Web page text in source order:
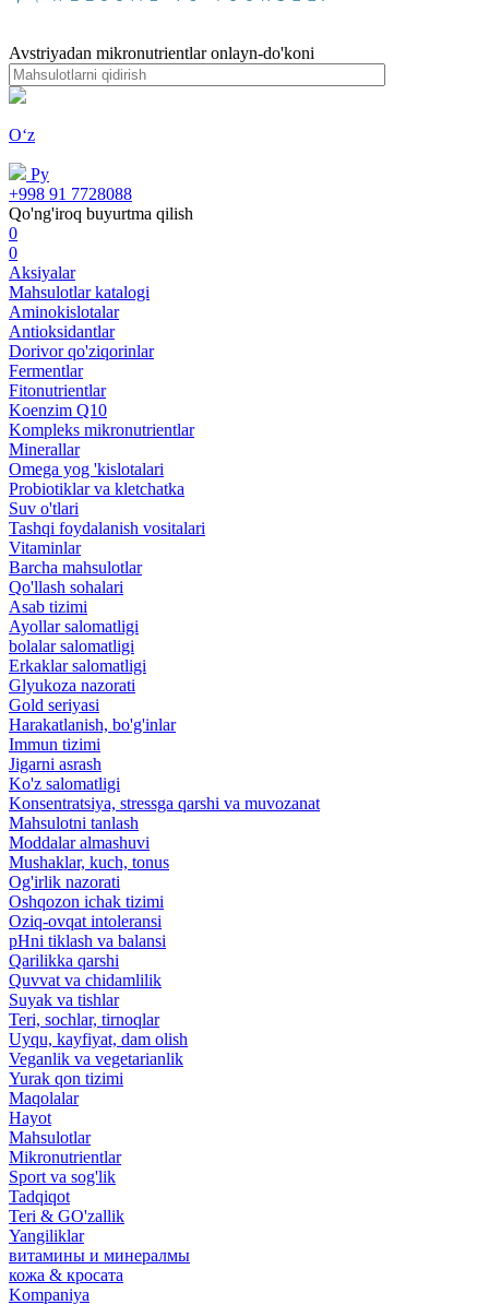
Avstriyadan mikronutrientlar onlayn-do'koni
Oʻz
Ру
+998 91 7728088
Qo'ng'iroq buyurtma qilish
0
0
Aksiyalar
Mahsulotlar katalogi
Aminokislotalar
Antioksidantlar
Dorivor qo'ziqorinlar
Fermentlar
Fitonutrientlar
Koenzim Q10
Kompleks mikronutrientlar
Minerallar
Omega yog 'kislotalari
Probiotiklar va kletchatka
Suv o'tlari
Tashqi foydalanish vositalari
Vitaminlar
Barcha mahsulotlar
Qo'llash sohalari
Asab tizimi
Ayollar salomatligi
bolalar salomatligi
Erkaklar salomatligi
Glyukoza nazorati
Gold seriyasi
Harakatlanish, bo'g'inlar
Immun tizimi
Jigarni asrash
Ko'z salomatligi
Konsentratsiya, stressga qarshi va muvozanat
Mahsulotni tanlash
Moddalar almashuvi
Mushaklar, kuch, tonus
Og'irlik nazorati
Oshqozon ichak tizimi
Oziq-ovqat intoleransi
pHni tiklash va balansi
Qarilikka qarshi
Quvvat va chidamlilik
Suyak va tishlar
Teri, sochlar, tirnoqlar
Uyqu, kayfiyat, dam olish
Veganlik va vegetarianlik
Yurak qon tizimi
Maqolalar
Hayot
Mahsulotlar
Mikronutrientlar
Sport va sog'lik
Tadqiqot
Teri & GO'zallik
Yangiliklar
витамины и минералмы
кожа & кросата
Kompaniya